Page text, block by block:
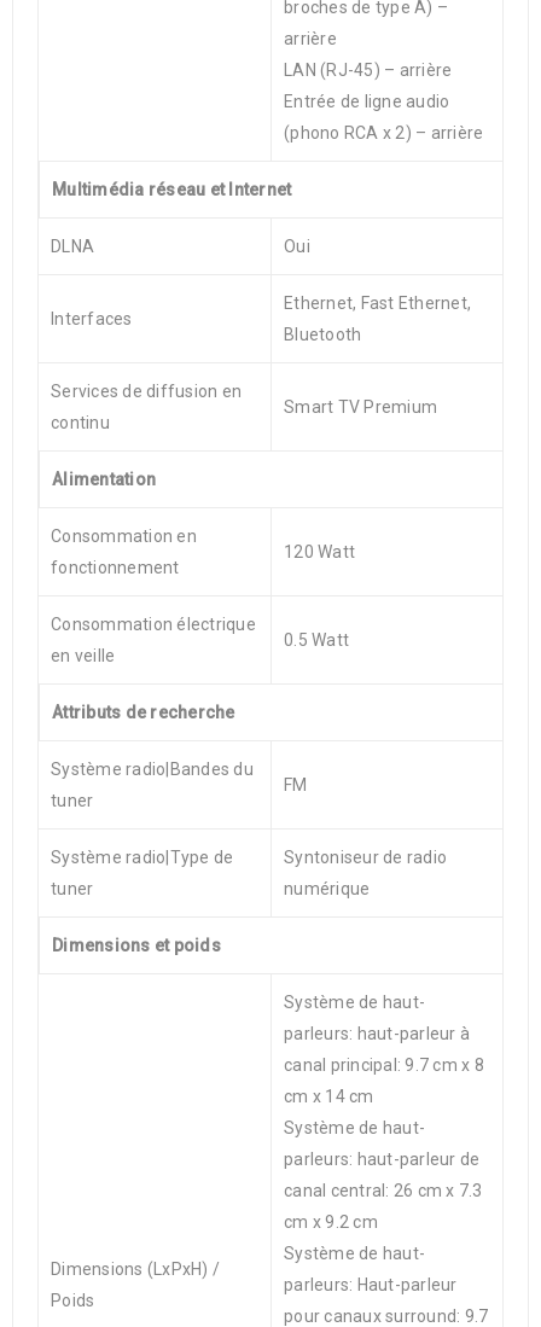
broches de type A) –
arrière
LAN (RJ-45) – arrière
Entrée de ligne audio
(phono RCA x 2) – arrière
Multimédia réseau et Internet
DLNA Oui
Interfaces
Ethernet, Fast Ethernet,
Bluetooth
Services de diffusion en
continu
Smart TV Premium
Alimentation
Consommation en
fonctionnement
120 Watt
Consommation électrique
en veille
0.5 Watt
Attributs de recherche
Système radio|Bandes du
tuner
FM
Système radio|Type de
tuner
Syntoniseur de radio
numérique
Dimensions et poids
Dimensions (LxPxH) /
Poids
Système de haut-
parleurs: haut-parleur à
canal principal: 9.7 cm x 8
cm x 14 cm
Système de haut-
parleurs: haut-parleur de
canal central: 26 cm x 7.3
cm x 9.2 cm
Système de haut-
parleurs: Haut-parleur
pour canaux surround: 9.7